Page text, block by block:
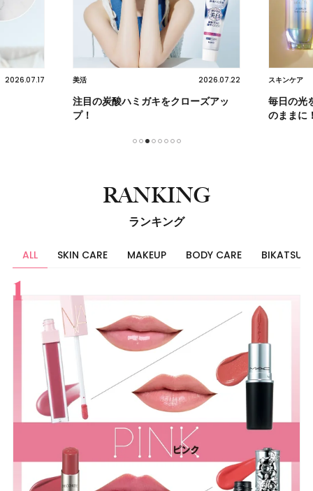
2026.07.17 美活 2026.07.22
注目の炭酸ハミガキをクローズアッ
プ！
スキンケア
毎日の光
のままに
RANKING
ランキング
ALL SKIN CARE MAKEUP BODY CARE BIKATSU
すべて
スキンケア
メイク
ボディケア
美活
ヘア
ライフスタイル
ビューティーズ